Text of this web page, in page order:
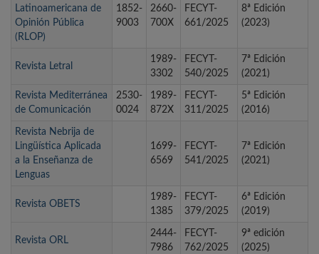
Latinoamericana de
Opinión Pública
(RLOP)
1852-
9003
2660-
700X
FECYT-
661/2025
8ª Edición
(2023)
Revista Letral
1989-
3302
FECYT-
540/2025
7ª Edición
(2021)
Revista Mediterránea
de Comunicación
2530-
0024
1989-
872X
FECYT-
311/2025
5ª Edición
(2016)
Revista Nebrija de
Lingüística Aplicada
a la Enseñanza de
Lenguas
1699-
6569
FECYT-
541/2025
7ª Edición
(2021)
Revista OBETS
1989-
1385
FECYT-
379/2025
6ª Edición
(2019)
Revista ORL
2444-
7986
FECYT-
762/2025
9ª edición
(2025)